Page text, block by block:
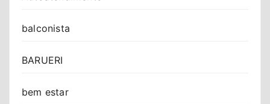
balconista
BARUERI
bem estar